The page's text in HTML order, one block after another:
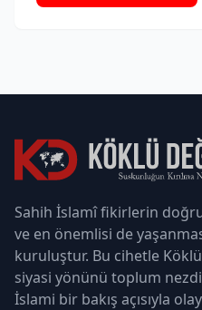
Sahih İslamî fikirlerin doğru
ve en önemlisi de
kuruluştur. Bu cihetle
siyasi yönünü toplum
İslami bir bakış açısıyla